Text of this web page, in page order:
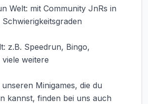
Welt: mit Community JnRs in
z.B. Speedrun, Bingo,
weitere
Minigames, die du
kannst, finden bei uns auch